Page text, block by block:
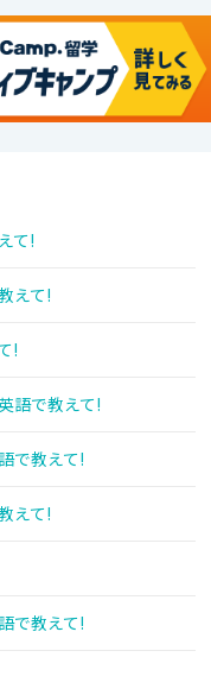
て!
えて!
!
語で教えて!
で教えて!
えて!
で教えて!